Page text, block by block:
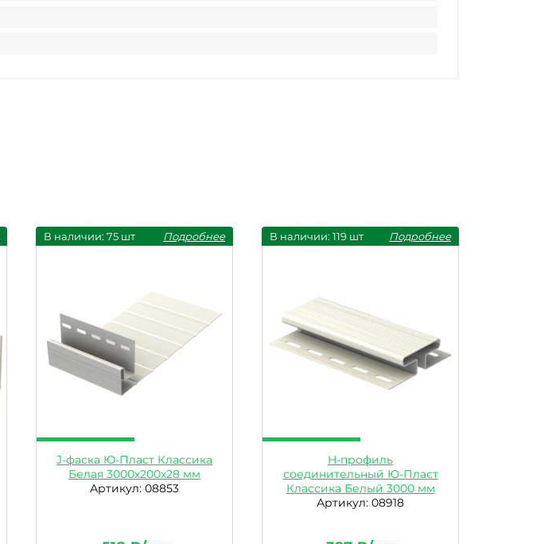
В наличии: 75 шт Подробнее
J-фаска Ю-Пласт Классика
Белая 3000х200х28 мм
Артикул: 08853
В наличии: 119 шт Подробнее
H-профиль
соединительный Ю-Пласт
Классика Белый 3000 мм
Артикул: 08918